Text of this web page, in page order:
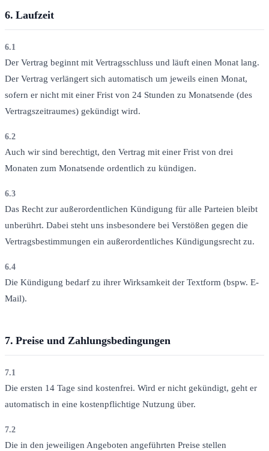
6. Laufzeit
6.1
Der Vertrag beginnt mit Vertragsschluss und läuft einen Monat lang.
Der Vertrag verlängert sich automatisch um jeweils einen Monat,
sofern er nicht mit einer Frist von 24 Stunden zu Monatsende (des
Vertragszeitraumes) gekündigt wird.
6.2
Auch wir sind berechtigt, den Vertrag mit einer Frist von drei
Monaten zum Monatsende ordentlich zu kündigen.
6.3
Das Recht zur außerordentlichen Kündigung für alle Parteien bleibt
unberührt. Dabei steht uns insbesondere bei Verstößen gegen die
Vertragsbestimmungen ein außerordentliches Kündigungsrecht zu.
6.4
Die Kündigung bedarf zu ihrer Wirksamkeit der Textform (bspw. E-
Mail).
7. Preise und Zahlungsbedingungen
7.1
Die ersten 14 Tage sind kostenfrei. Wird er nicht gekündigt, geht er
automatisch in eine kostenpflichtige Nutzung über.
7.2
Die in den jeweiligen Angeboten angeführten Preise stellen